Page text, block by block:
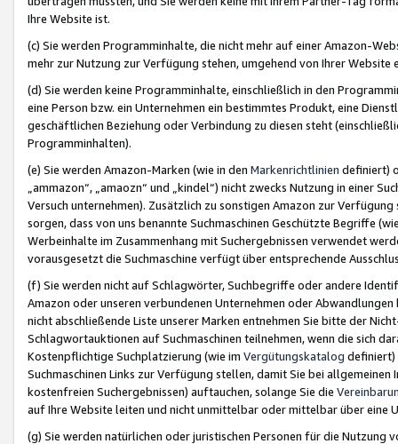
Ihre Website ist.
(c) Sie werden Programminhalte, die nicht mehr auf einer Amazon-
mehr zur Nutzung zur Verfügung stehen, umgehend von Ihrer
(d) Sie werden keine Programminhalte, einschließlich in den
eine Person bzw. ein Unternehmen ein bestimmtes Produkt, eine
geschäftlichen Beziehung oder Verbindung zu diesen steht
Programminhalten).
(e) Sie werden Amazon-Marken (wie in den Markenrichtlinien definiert)
„ammazon“, „amaozn“ und „kindel“) nicht zwecks Nutzung in einer
Versuch unternehmen). Zusätzlich zu sonstigen Amazon zur
sorgen, dass von uns benannte Suchmaschinen Geschützte Begriffe
Werbeinhalte im Zusammenhang mit Suchergebnissen verwendet
vorausgesetzt die Suchmaschine verfügt über entsprechende
(f) Sie werden nicht auf Schlagwörter, Suchbegriffe oder andere
Amazon oder unseren verbundenen Unternehmen oder
nicht abschließende Liste unserer Marken entnehmen Sie bitte der
Schlagwortauktionen auf Suchmaschinen teilnehmen, wenn die sich
Kostenpflichtige Suchplatzierung (wie im Vergütungskatalog definiert)
Suchmaschinen Links zur Verfügung stellen, damit Sie bei
kostenfreien Suchergebnissen) auftauchen, solange Sie die
auf Ihre Website leiten und nicht unmittelbar oder mittelbar über eine
(g) Sie werden natürlichen oder juristischen Personen für die Nutzung